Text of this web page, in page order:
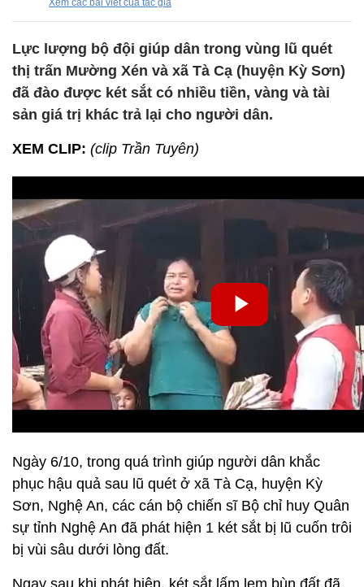
Xem các bài viết của tác giả
Lực lượng bộ đội giúp dân trong vùng lũ quét
thị trấn Mường Xén và xã Tà Cạ (huyện Kỳ Sơn)
đã đào được két sắt có nhiều tiền, vàng và tài
sản giá trị khác trả lại cho người dân.
XEM CLIP: (clip Trần Tuyên)
Ngày 6/10, trong quá trình giúp người dân khắc
phục hậu quả sau lũ quét ở xã Tà Cạ, huyện Kỳ
Sơn, Nghệ An, các cán bộ chiến sĩ Bộ chỉ huy Quân
sự tỉnh Nghệ An đã phát hiện 1 két sắt bị lũ cuốn trôi
bị vùi sâu dưới lòng đất.
Ngay sau khi phát hiện, két sắt lấm lem bùn đất đã